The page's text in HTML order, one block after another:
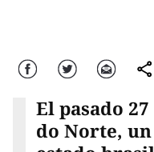
Facebook Twitter Correo
El pasado
do Norte,